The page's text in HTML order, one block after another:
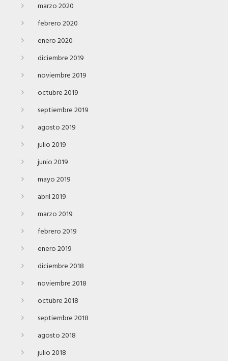
marzo 2020
febrero 2020
enero 2020
diciembre 2019
noviembre 2019
octubre 2019
septiembre 2019
agosto 2019
julio 2019
junio 2019
mayo 2019
abril 2019
marzo 2019
febrero 2019
enero 2019
diciembre 2018
noviembre 2018
octubre 2018
septiembre 2018
agosto 2018
julio 2018